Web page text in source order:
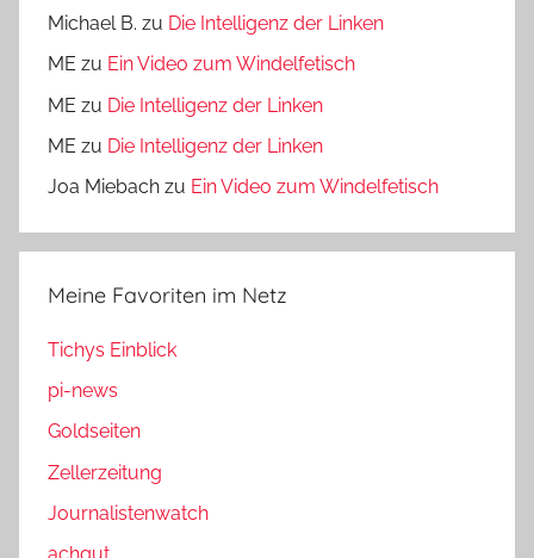
Michael B. zu Die Intelligenz der Linken
ME zu Ein Video zum Windelfetisch
ME zu Die Intelligenz der Linken
ME zu Die Intelligenz der Linken
Joa Miebach zu Ein Video zum Windelfetisch
Meine Favoriten im Netz
Tichys Einblick
pi-news
Goldseiten
Zellerzeitung
Journalistenwatch